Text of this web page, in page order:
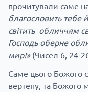
прочитували саме
благословить тебе
світить обличчям
Господь оберне
мир!»(Чисел 6, 24-
Саме цього Божого
вертепу, та Божого